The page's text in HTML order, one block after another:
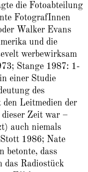
die Fotoabteilung
FotografInnen
Walker Evans
und die
werbewirksam
Stange 1987: 1-
einer Studie
des
Leitmedien der
dieser Zeit war –
auch niemals
1986; Nate
betonte, dass
das Radiostück